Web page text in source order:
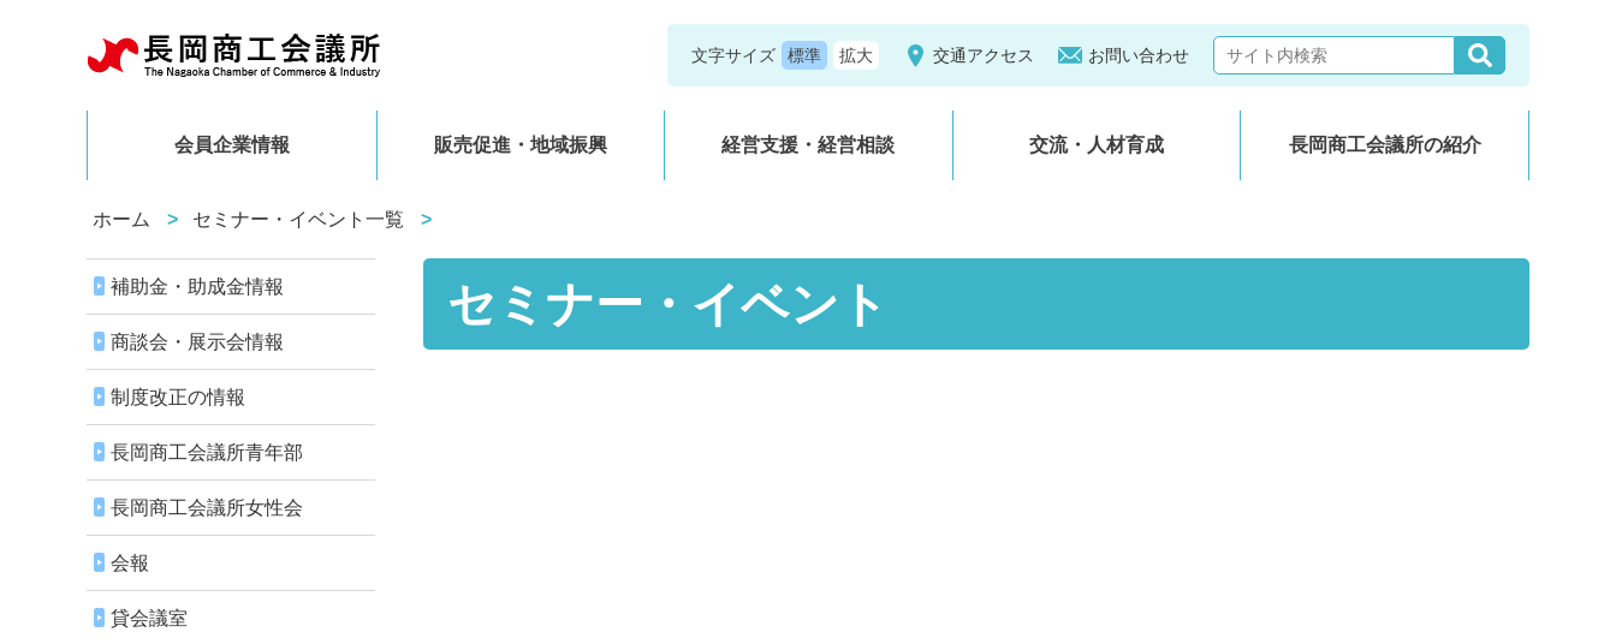
文字サイズ 交通アクセス お問い合わせ
会員企業情報 販売促進・地域振興 経営支援・経営相談 交流・人材育成 長岡商工会議所の紹介
ホーム セミナー・イベント一覧
セミナー・イベント
補助金・助成金情報
商談会・展示会情報
制度改正の情報
長岡商工会議所青年部
長岡商工会議所女性会
会報
貸会議室